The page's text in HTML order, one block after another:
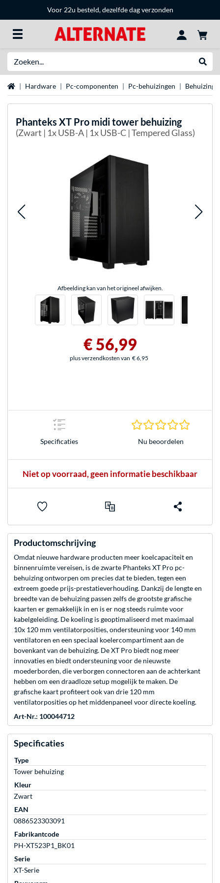
Voor 22u besteld, dezelfde dag verzonden
Home Hardware Pc-componenten Pc-behuizingen Behuizing
Phanteks XT Pro midi tower behuizing
(Zwart | 1x USB-A | 1x USB-C | Tempered Glass)
Afbeelding kan van het origineel afwijken.
€ 56,99
plus verzendkosten van € 6,95
Specificaties Nu beoordelen
Niet op voorraad, geen informatie beschikbaar
Productomschrijving
Omdat nieuwe hardware producten meer koelcapaciteit en
binnenruimte vereisen, is de zwarte Phanteks XT Pro pc-
behuizing ontworpen om precies dat te bieden, tegen een
extreem goede prijs-prestatieverhouding. Dankzij de lengte en
breedte van de behuizing passen zelfs de grootste grafische
kaarten er gemakkelijk in en is er nog steeds ruimte voor
kabelgeleiding. De koeling is geoptimaliseerd met maximaal
10x 120 mm ventilatorposities, ondersteuning voor 140 mm
ventilatoren en een speciaal koelercompartiment aan de
bovenkant van de behuizing. De XT Pro biedt nog meer
innovaties en biedt ondersteuning voor de nieuwste
moederborden, die verborgen connectoren aan de achterkant
hebben om een draadloze setup mogelijk te maken. De
grafische kaart profiteert ook van drie 120 mm
ventilatorposities op het middenpaneel voor directe koeling.
Art-Nr.: 100044712
Specificaties
Type
Tower behuizing
Kleur
Zwart
EAN
0886523303091
Fabrikantcode
PH-XT523P1_BK01
Serie
XT-Serie